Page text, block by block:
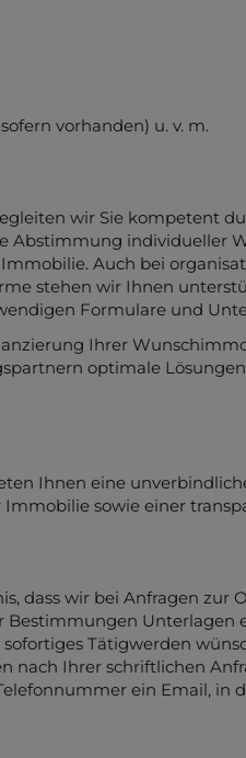
vorhanden) u. v. m.
wir Sie kompetent
Abstimmung individueller
Auch bei
stehen wir Ihnen
Formulare und
Ihrer
optimale
Ihnen eine
sowie einer
dass wir bei Anfragen zur
Unterlagen
sofortiges Tätigwerden
nach Ihrer schriftlichen
ein Email, in